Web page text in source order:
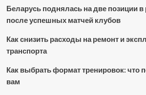
Беларусь поднялась на две позиции
после успешных матчей клубов
Как снизить расходы на ремонт и
транспорта
Как выбрать формат тренировок: что
вам